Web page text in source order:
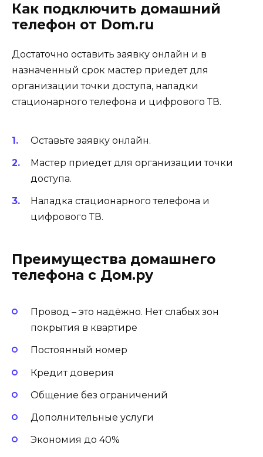
Как подключить домашний
телефон от Dom.ru
Достаточно оставить заявку онлайн и в
назначенный срок мастер приедет для
организации точки доступа, наладки
стационарного телефона и цифрового ТВ.
Оставьте заявку онлайн.
Мастер приедет для организации точки
доступа.
Наладка стационарного телефона и
цифрового ТВ.
Преимущества домашнего
телефона с Дом.ру
Провод – это надёжно. Нет слабых зон
покрытия в квартире
Постоянный номер
Кредит доверия
Общение без ограничений
Дополнительные услуги
Экономия до 40%